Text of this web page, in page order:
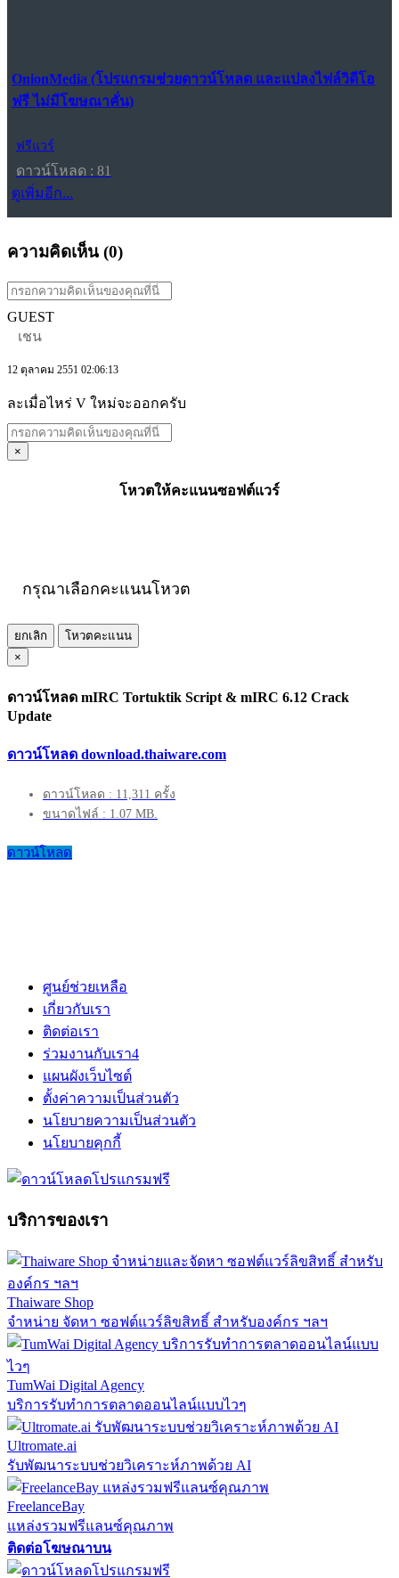
OnionMedia (โปรแกรมช่วยดาวน์โหลด และแปลงไฟล์วิดีโอ
ฟรี ไม่มีโฆษณาคั่น)
ฟรีแวร์
ดาวน์โหลด : 81
ดูเพิ่มอีก...
ความคิดเห็น (0)
GUEST
เชน
12 ตุลาคม 2551 02:06:13
ละเมื่อไหร่ V ใหม่จะออกครับ
×
โหวตให้คะแนนซอฟต์แวร์
กรุณาเลือกคะแนนโหวต
ยกเลิก
โหวตคะแนน
×
ดาวน์โหลด mIRC Tortuktik Script & mIRC 6.12 Crack
Update
ดาวน์โหลด download.thaiware.com
ดาวน์โหลด : 11,311 ครั้ง
ขนาดไฟล์ : 1.07 MB.
ดาวน์โหลด
ศูนย์ช่วยเหลือ
เกี่ยวกับเรา
ติดต่อเรา
ร่วมงานกับเรา4
แผนผังเว็บไซต์
ตั้งค่าความเป็นส่วนตัว
นโยบายความเป็นส่วนตัว
นโยบายคุกกี้
บริการของเรา
Thaiware Shop
จำหน่าย จัดหา ซอฟต์แวร์ลิขสิทธิ์ สำหรับองค์กร ฯลฯ
TumWai Digital Agency
บริการรับทำการตลาดออนไลน์แบบไวๆ
Ultromate.ai
รับพัฒนาระบบช่วยวิเคราะห์ภาพด้วย AI
FreelanceBay
แหล่งรวมฟรีแลนซ์คุณภาพ
ติดต่อโฆษณาบน